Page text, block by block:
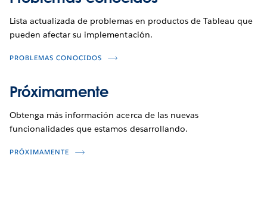
Lista actualizada de problemas en productos de Tableau que
pueden afectar su implementación.
PROBLEMAS CONOCIDOS
Próximamente
Obtenga más información acerca de las nuevas
funcionalidades que estamos desarrollando.
PRÓXIMAMENTE